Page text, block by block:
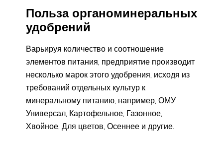
Польза органоминеральных
удобрений
Варьируя количество и соотношение
элементов питания, предприятие производит
несколько марок этого удобрения, исходя из
требований отдельных культур к
минеральному питанию, например, ОМУ
Универсал, Картофельное, Газонное,
Хвойное, Для цветов, Осеннее и другие.